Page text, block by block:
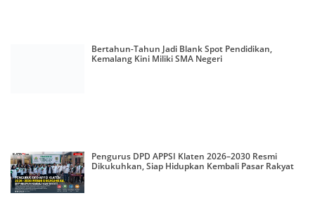
Bertahun-Tahun Jadi Blank Spot Pendidikan,
Kemalang Kini Miliki SMA Negeri
Pengurus DPD APPSI Klaten 2026–2030 Resmi
Dikukuhkan, Siap Hidupkan Kembali Pasar Rakyat